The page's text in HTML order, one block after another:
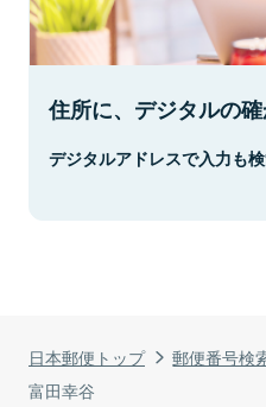
日本郵便トップ 郵便番号検
富田幸谷
住所に、デジタルの確
デジタルアドレスで入力も検